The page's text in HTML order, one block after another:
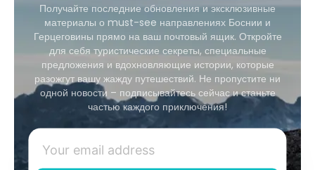
Получайте последние обновления и эксклюзивные
материалы о must-see направлениях Боснии и
Герцеговины прямо на ваш почтовый ящик. Откройте
для себя туристические секреты, специальные
предложения и вдохновляющие истории, которые
разожгут вашу жажду путешествий. Не пропустите ни
одной новости – подписывайтесь сейчас и станьте
частью каждого приключения!